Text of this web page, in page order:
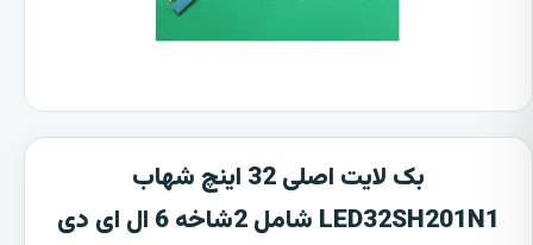
بک لایت اصلی 32 اینچ شهاب
LED32SH201N1 شامل 2شاخه 6 ال ای دی